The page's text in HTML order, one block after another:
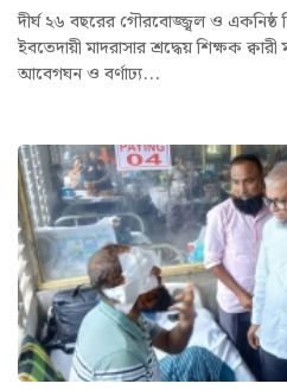
দীর্ঘ ২৬ বছরের গৌরবোজ্জ্বল ও
ইবতেদায়ী মাদরাসার শ্রদ্ধেয় শিক্ষক
আবেগঘন ও বর্ণাঢ্য...